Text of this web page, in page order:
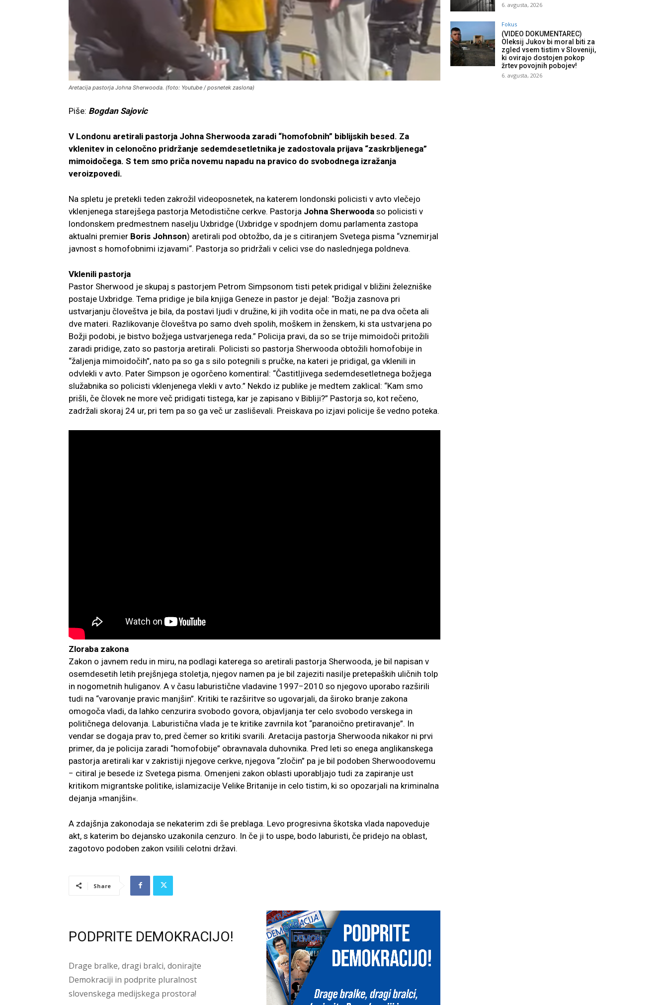
Aretacija pastorja Johna Sherwooda. (foto: Youtube / posnetek zaslona)
Piše: Bogdan Sajovic
V Londonu aretirali pastorja Johna Sherwooda zaradi “homofobnih” biblijskih besed. Za
vklenitev in celonočno pridržanje sedemdesetletnika je zadostovala prijava “zaskrbljenega”
mimoidočega. S tem smo priča novemu napadu na pravico do svobodnega izražanja
veroizpovedi.
Na spletu je pretekli teden zakrožil videoposnetek, na katerem londonski policisti v avto vlečejo
vklenjenega starejšega pastorja Metodistične cerkve. Pastorja Johna Sherwooda so policisti v
londonskem predmestnem naselju Uxbridge (Uxbridge v spodnjem domu parlamenta zastopa
aktualni premier Boris Johnson) aretirali pod obtožbo, da je s citiranjem Svetega pisma “vznemirjal
javnost s homofobnimi izjavami“. Pastorja so pridržali v celici vse do naslednjega poldneva.
Vklenili pastorja
Pastor Sherwood je skupaj s pastorjem Petrom Simpsonom tisti petek pridigal v bližini železniške
postaje Uxbridge. Tema pridige je bila knjiga Geneze in pastor je dejal: “Božja zasnova pri
ustvarjanju človeštva je bila, da postavi ljudi v družine, ki jih vodita oče in mati, ne pa dva očeta ali
dve materi. Razlikovanje človeštva po samo dveh spolih, moškem in ženskem, ki sta ustvarjena po
Božji podobi, je bistvo božjega ustvarjenega reda.” Policija pravi, da so se trije mimoidoči pritožili
zaradi pridige, zato so pastorja aretirali. Policisti so pastorja Sherwooda obtožili homofobije in
“žaljenja mimoidočih”, nato pa so ga s silo potegnili s pručke, na kateri je pridigal, ga vklenili in
odvlekli v avto. Pater Simpson je ogorčeno komentiral: “Častitljivega sedemdesetletnega božjega
služabnika so policisti vklenjenega vlekli v avto.” Nekdo iz publike je medtem zaklical: “Kam smo
prišli, če človek ne more več pridigati tistega, kar je zapisano v Bibliji?” Pastorja so, kot rečeno,
zadržali skoraj 24 ur, pri tem pa so ga več ur zasliševali. Preiskava po izjavi policije še vedno poteka.
Zloraba zakona
Zakon o javnem redu in miru, na podlagi katerega so aretirali pastorja Sherwooda, je bil napisan v
osemdesetih letih prejšnjega stoletja, njegov namen pa je bil zajeziti nasilje pretepaških uličnih tolp
in nogometnih huliganov. A v času laburistične vladavine 1997−2010 so njegovo uporabo razširili
tudi na “varovanje pravic manjšin”. Kritiki te razširitve so ugovarjali, da široko branje zakona
omogoča vladi, da lahko cenzurira svobodo govora, objavljanja ter celo svobodo verskega in
političnega delovanja. Laburistična vlada je te kritike zavrnila kot “paranoično pretiravanje”. In
vendar se dogaja prav to, pred čemer so kritiki svarili. Aretacija pastorja Sherwooda nikakor ni prvi
primer, da je policija zaradi “homofobije” obravnavala duhovnika. Pred leti so enega anglikanskega
pastorja aretirali kar v zakristiji njegove cerkve, njegova “zločin” pa je bil podoben Sherwoodovemu
− citiral je besede iz Svetega pisma. Omenjeni zakon oblasti uporabljajo tudi za zapiranje ust
kritikom migrantske politike, islamizacije Velike Britanije in celo tistim, ki so opozarjali na kriminalna
dejanja »manjšin«.
A zdajšnja zakonodaja se nekaterim zdi še preblaga. Levo progresivna škotska vlada napoveduje
akt, s katerim bo dejansko uzakonila cenzuro. In če ji to uspe, bodo laburisti, če pridejo na oblast,
zagotovo podoben zakon vsilili celotni državi.
Share
PODPRITE DEMOKRACIJO!
Drage bralke, dragi bralci, donirajte
Demokraciji in podprite pluralnost
slovenskega medijskega prostora!
6. avgusta, 2026
Fokus
(VIDEO DOKUMENTAREC)
Oleksij Jukov bi moral biti za
zgled vsem tistim v Sloveniji,
ki ovirajo dostojen pokop
žrtev povojnih pobojev!
6. avgusta, 2026